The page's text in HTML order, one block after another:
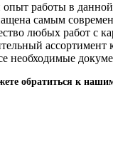
работы в
самым
любых работ с
необходимые
обратиться к